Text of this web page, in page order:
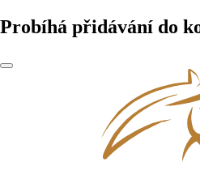
Probíhá přidávání do